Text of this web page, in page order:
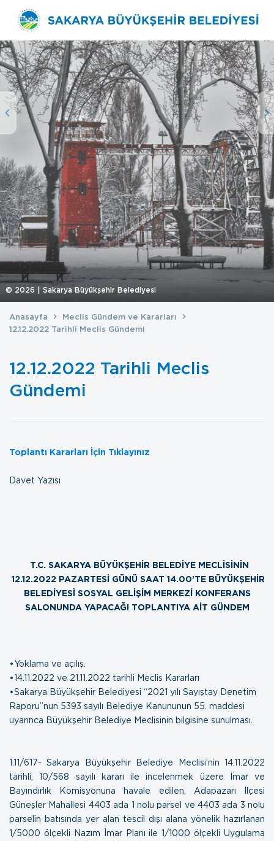
© 2026 | Sakarya Büyükşehir Belediyesi
Anasayfa
Meclis Gündem ve Kararları
12.12.2022 Tarihli Meclis Gündemi
12.12.2022 Tarihli Meclis
Gündemi
Toplantı Kararları İçin Tıklayınız
Davet Yazısı
T.C. SAKARYA BÜYÜKŞEHİR BELEDİYE MECLİSİNİN
12.12.2022 PAZARTESİ GÜNÜ SAAT 14.00’TE BÜYÜKŞEHİR
BELEDİYESİ SOSYAL GELİŞİM MERKEZİ KONFERANS
SALONUNDA YAPACAĞI TOPLANTIYA AİT GÜNDEM
•Yoklama ve açılış.
•14.11.2022 ve 21.11.2022 tarihli Meclis Kararları
•Sakarya Büyükşehir Belediyesi “2021 yılı Sayıştay Denetim
Raporu”nun 5393 sayılı Belediye Kanununun 55. maddesi
uyarınca Büyükşehir Belediye Meclisinin bilgisine sunulması.
1.11/617- Sakarya Büyükşehir Belediye Meclisi’nin 14.11.2022
tarihli, 10/568 sayılı kararı ile incelenmek üzere İmar ve
Bayındırlık Komisyonuna havale edilen, Adapazarı İlçesi
Güneşler Mahallesi 4403 ada 1 nolu parsel ve 4403 ada 3 nolu
parselin batısında yer alan tescil dışı alana yönelik hazırlanan
1/5000 ölçekli Nazım İmar Planı ile 1/1000 ölçekli Uygulama